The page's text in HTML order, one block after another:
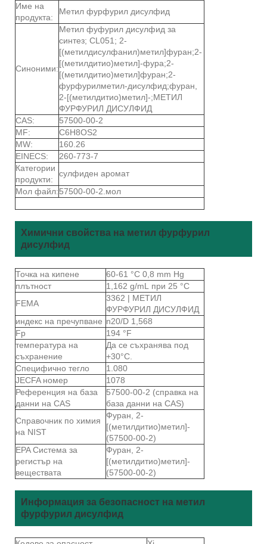
Име на
продукта:
Метил фурфурил дисулфид
Синоними:
Метил фуфурил дисулфид за
синтез; CL051; 2-
[(метилдисулфанил)метил]фуран;2-
[(метилдитио)метил]-фура;2-
[(метилдитио)метил]фуран;2-
фурфурилметил-дисулфид;фуран,
2-[(метилдитио)метил]-;МЕТИЛ
ФУРФУРИЛ ДИСУЛФИД
CAS:
57500-00-2
MF:
C6H8OS2
MW:
160.26
EINECS:
260-773-7
Категории
продукти:
сулфиден аромат
Мол файл:57500-00-2.мол
Химични свойства на метил фурфурил
дисулфид
Точка на кипене
60-61 °C 0,8 mm Hg
плътност
1,162 g/mL при 25 °C
FEMA
3362 | МЕТИЛ
ФУРФУРИЛ ДИСУЛФИД
индекс на пречупване n20/D 1,568
Fp
194 °F
температура на
съхранение
Да се ​​съхранява под
+30°C.
Специфично тегло
1.080
JECFA номер
1078
Референция на база
данни на CAS
57500-00-2 (справка на
база данни на CAS)
Справочник по химия
на NIST
Фуран, 2-
[(метилдитио)метил]-
(57500-00-2)
EPA Система за
регистър на
веществата
Фуран, 2-
[(метилдитио)метил]-
(57500-00-2)
Информация за безопасност на метил
фурфурил дисулфид